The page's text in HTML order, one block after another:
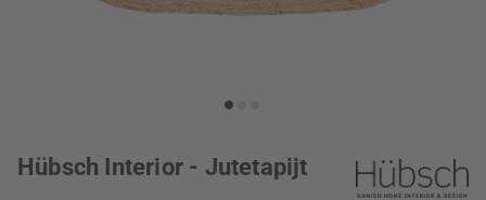
Hübsch Interior - Jutetapijt